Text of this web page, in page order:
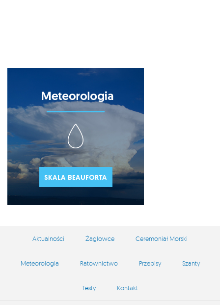
Aktualności Żaglowce Ceremoniał Morski
Meteorologia Ratownictwo Przepisy Szanty
Testy Kontakt